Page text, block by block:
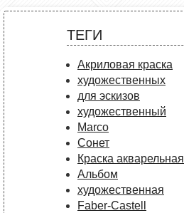
ТЕГИ
Акриловая краска
художественных
для эскизов
художественный
Marco
Сонет
Краска акварельная
Альбом
художественная
Faber-Castell